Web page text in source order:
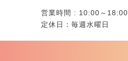
営業時間 : 10:00～18:00
定休日：毎週水曜日